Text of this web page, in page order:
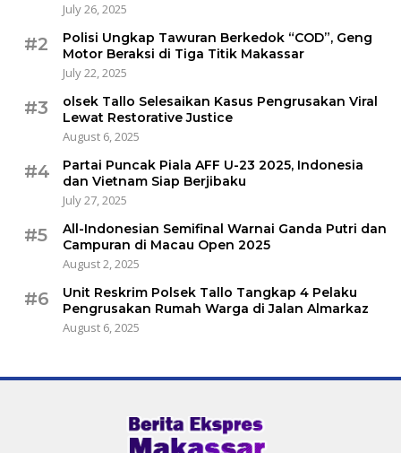
July 26, 2025
#2
Polisi Ungkap Tawuran Berkedok “COD”, Geng
Motor Beraksi di Tiga Titik Makassar
July 22, 2025
#3
olsek Tallo Selesaikan Kasus Pengrusakan Viral
Lewat Restorative Justice
August 6, 2025
#4
Partai Puncak Piala AFF U-23 2025, Indonesia
dan Vietnam Siap Berjibaku
July 27, 2025
#5
All-Indonesian Semifinal Warnai Ganda Putri dan
Campuran di Macau Open 2025
August 2, 2025
#6
Unit Reskrim Polsek Tallo Tangkap 4 Pelaku
Pengrusakan Rumah Warga di Jalan Almarkaz
August 6, 2025